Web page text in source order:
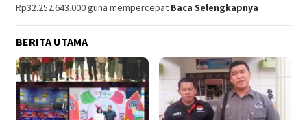
Rp32.252.643.000 guna mempercepat Baca Selengkapnya
BERITA UTAMA